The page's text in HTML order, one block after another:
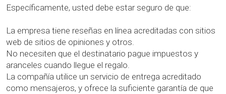
Específicamente, usted debe estar seguro de que:
La empresa tiene reseñas en línea acreditadas con sitios
web de sitios de opiniones y otros.
No necesiten que el destinatario pague impuestos y
aranceles cuando llegue el regalo.
La compañía utilice un servicio de entrega acreditado
como mensajeros, y ofrece la suficiente garantía de que